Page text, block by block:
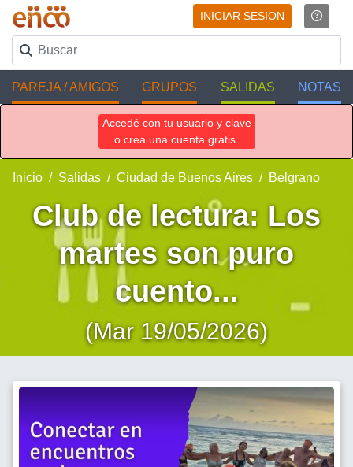
INICIAR SESION
PAREJA / AMIGOS GRUPOS SALIDAS NOTAS
Accedé con tu usuario y clave
o crea una cuenta gratis.
Inicio Salidas Ciudad de Buenos Aires Belgrano
Club de lectura: Los
martes son puro
cuento...
(Mar 19/05/2026)